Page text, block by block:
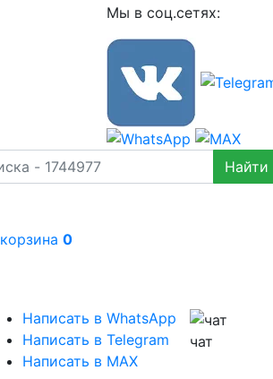
Мы в соц.сетях:
корзина 0
Написать в WhatsApp
Написать в Telegram
Написать в MAX
чат